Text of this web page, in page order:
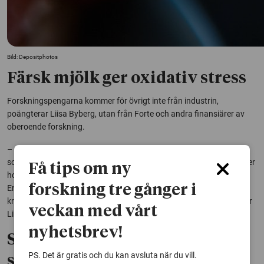
Bild: Depositphotos
Färsk mjölk ger oxidativ stress
Forskningspengarna kommer för övrigt inte från industrin,
poängterar Liisa Byberg, utan från Forte och andra finansiärer av
oberoende forskning.
– Annars är det helt sant att det bedrivs mycket forskning om kost
som inte är oberoende av industrin. Det är ett stort problem, tillägger
hon. Men varför är mjölkkonsumtion kopplad till risk för frakturer?
En möjlig förklaring är att färsk mjölk leder till mer oxidativ stress i
kroppen, som i sin tur ökar risken för bland annat benskörhet, säger
Liisa Byberg.
Syrade mjölkprodukter kan
Få tips om ny
forskning tre gånger i
veckan med vårt
nyhetsbrev!
PS. Det är gratis och du kan avsluta när du vill.